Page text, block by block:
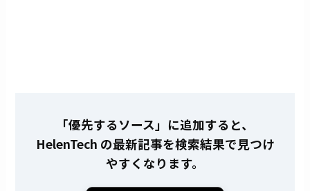
「優先するソース」に追加すると、
HelenTech の最新記事を検索結果で見つけ
やすくなります。